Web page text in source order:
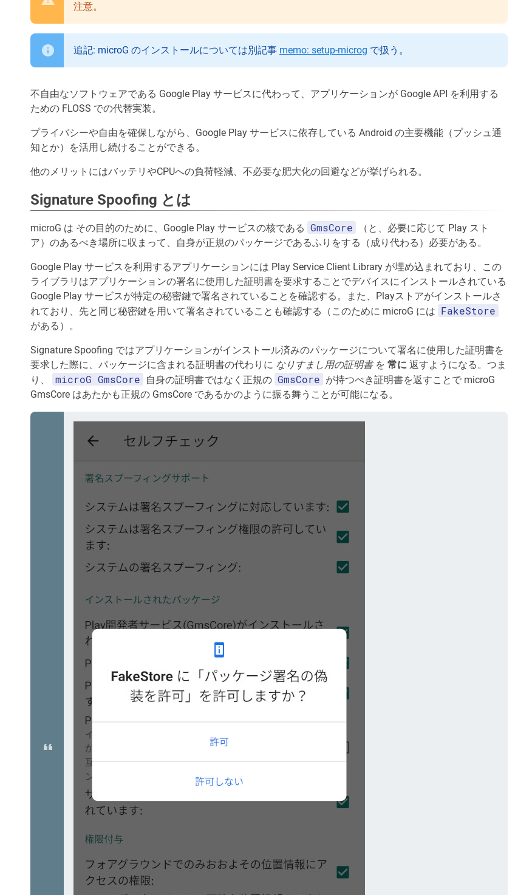
注意。
追記: microG のインストールについては別記事 memo: setup-microg で扱う。
不自由なソフトウェアである Google Play サービスに代わって、アプリケーションが Google API を利用する
ための FLOSS での代替実装。
プライバシーや自由を確保しながら、Google Play サービスに依存している Android の主要機能（プッシュ通
知とか）を活用し続けることができる。
他のメリットにはバッテリやCPUへの負荷軽減、不必要な肥大化の回避などが挙げられる。
Signature Spoofing とは
microG は その目的のために、Google Play サービスの核である GmsCore
（と、必要に応じて Play スト
ア）のあるべき場所に収まって、自身が正規のパッケージであるふりをする（成り代わる）必要がある。
Google Play サービスを利用するアプリケーションには Play Service Client Library が埋め込まれており、この
ライブラリはアプリケーションの署名に使用した証明書を要求することでデバイスにインストールされている
Google Play サービスが特定の秘密鍵で署名されていることを確認する。また、Playストアがインストールさ
れており、先と同じ秘密鍵を用いて署名されていることも確認する（このために microG には FakeStore
がある）。
Signature Spoofing ではアプリケーションがインストール済みのパッケージについて署名に使用した証明書を
要求した際に、パッケージに含まれる証明書の代わりに なりすまし用の証明書を 常に 返すようになる。つま
り、
microG GmsCore 自身の証明書ではなく正規の GmsCore が持つべき証明書を返すことで microG
GmsCore はあたかも正規の GmsCore であるかのように振る舞うことが可能になる。